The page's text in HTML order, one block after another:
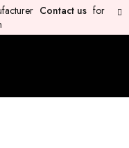
Contact us for